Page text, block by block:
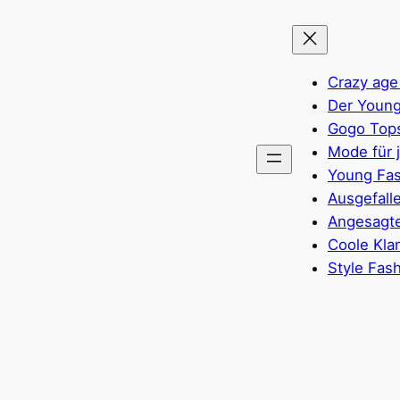
Crazy
Der
Gogo
Mode für
Young
Coole
Style